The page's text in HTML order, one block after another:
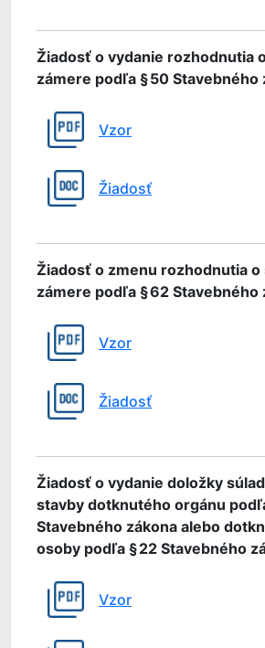
Žiadosť o vydanie rozhodnutia
zámere podľa § 50 Stavebného
Vzor
Žiadosť
Žiadosť o zmenu rozhodnutia o
zámere podľa § 62 Stavebného
Vzor
Žiadosť
Žiadosť o vydanie doložky
stavby dotknutého orgánu
Stavebného zákona alebo
osoby podľa § 22 Stavebného
Vzor